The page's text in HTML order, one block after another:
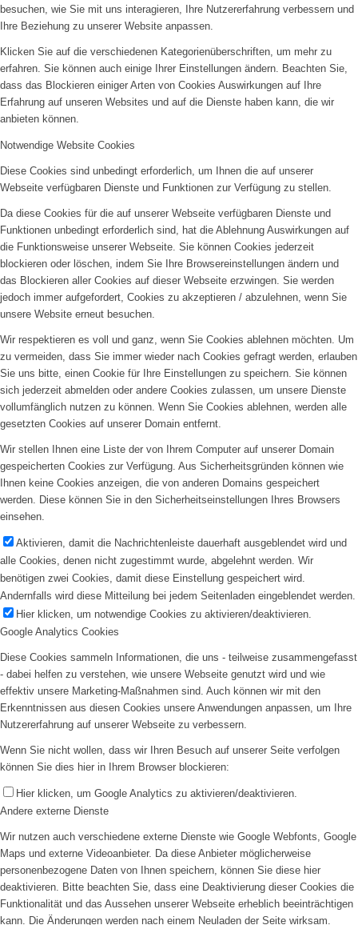
Kontakt
Menü
besuchen, wie Sie mit uns interagieren, Ihre Nutzererfahrung verbessern und
Ihre Beziehung zu unserer Website anpassen.
Klicken Sie auf die verschiedenen Kategorienüberschriften, um mehr zu
erfahren. Sie können auch einige Ihrer Einstellungen ändern. Beachten Sie,
dass das Blockieren einiger Arten von Cookies Auswirkungen auf Ihre
Erfahrung auf unseren Websites und auf die Dienste haben kann, die wir
anbieten können.
Notwendige Website Cookies
Diese Cookies sind unbedingt erforderlich, um Ihnen die auf unserer
Webseite verfügbaren Dienste und Funktionen zur Verfügung zu stellen.
Da diese Cookies für die auf unserer Webseite verfügbaren Dienste und
Funktionen unbedingt erforderlich sind, hat die Ablehnung Auswirkungen auf
die Funktionsweise unserer Webseite. Sie können Cookies jederzeit
blockieren oder löschen, indem Sie Ihre Browsereinstellungen ändern und
das Blockieren aller Cookies auf dieser Webseite erzwingen. Sie werden
jedoch immer aufgefordert, Cookies zu akzeptieren / abzulehnen, wenn Sie
unsere Website erneut besuchen.
Wir respektieren es voll und ganz, wenn Sie Cookies ablehnen möchten. Um
zu vermeiden, dass Sie immer wieder nach Cookies gefragt werden, erlauben
Sie uns bitte, einen Cookie für Ihre Einstellungen zu speichern. Sie können
sich jederzeit abmelden oder andere Cookies zulassen, um unsere Dienste
vollumfänglich nutzen zu können. Wenn Sie Cookies ablehnen, werden alle
gesetzten Cookies auf unserer Domain entfernt.
Wir stellen Ihnen eine Liste der von Ihrem Computer auf unserer Domain
gespeicherten Cookies zur Verfügung. Aus Sicherheitsgründen können wie
Ihnen keine Cookies anzeigen, die von anderen Domains gespeichert
werden. Diese können Sie in den Sicherheitseinstellungen Ihres Browsers
einsehen.
Aktivieren, damit die Nachrichtenleiste dauerhaft ausgeblendet wird und
alle Cookies, denen nicht zugestimmt wurde, abgelehnt werden. Wir
benötigen zwei Cookies, damit diese Einstellung gespeichert wird.
Andernfalls wird diese Mitteilung bei jedem Seitenladen eingeblendet werden.
Hier klicken, um notwendige Cookies zu aktivieren/deaktivieren.
Google Analytics Cookies
Diese Cookies sammeln Informationen, die uns - teilweise zusammengefasst
- dabei helfen zu verstehen, wie unsere Webseite genutzt wird und wie
effektiv unsere Marketing-Maßnahmen sind. Auch können wir mit den
Erkenntnissen aus diesen Cookies unsere Anwendungen anpassen, um Ihre
Nutzererfahrung auf unserer Webseite zu verbessern.
Wenn Sie nicht wollen, dass wir Ihren Besuch auf unserer Seite verfolgen
können Sie dies hier in Ihrem Browser blockieren:
Hier klicken, um Google Analytics zu aktivieren/deaktivieren.
Andere externe Dienste
Wir nutzen auch verschiedene externe Dienste wie Google Webfonts, Google
Maps und externe Videoanbieter. Da diese Anbieter möglicherweise
personenbezogene Daten von Ihnen speichern, können Sie diese hier
deaktivieren. Bitte beachten Sie, dass eine Deaktivierung dieser Cookies die
Funktionalität und das Aussehen unserer Webseite erheblich beeinträchtigen
kann. Die Änderungen werden nach einem Neuladen der Seite wirksam.